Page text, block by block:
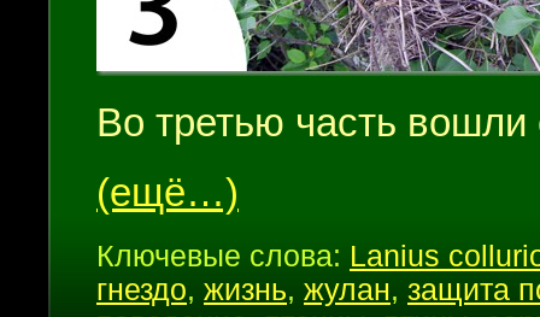
Во третью часть
(ещё…)
Ключевые слова: Lanius
гнездо, жизнь, жулан, защита